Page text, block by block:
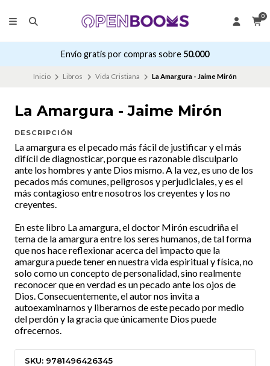
0
Envío gratis por compras sobre 50.000
Inicio Libros Vida Cristiana La Amargura - Jaime Mirón
La Amargura - Jaime Mirón
DESCRIPCIÓN
La amargura es el pecado más fácil de justificar y el más
difícil de diagnosticar, porque es razonable disculparlo
ante los hombres y ante Dios mismo. A la vez, es uno de los
pecados más comunes, peligrosos y perjudiciales, y es el
más contagioso entre nosotros los creyentes y los no
creyentes.
En este libro La amargura, el doctor Mirón escudriña el
tema de la amargura entre los seres humanos, de tal forma
que nos hace reflexionar acerca del impacto que la
amargura puede tener en nuestra vida espiritual y física, no
solo como un concepto de personalidad, sino realmente
reconocer que en verdad es un pecado ante los ojos de
Dios. Consecuentemente, el autor nos invita a
autoexaminarnos y liberarnos de este pecado por medio
del perdón y la gracia que únicamente Dios puede
ofrecernos.
SKU: 9781496426345